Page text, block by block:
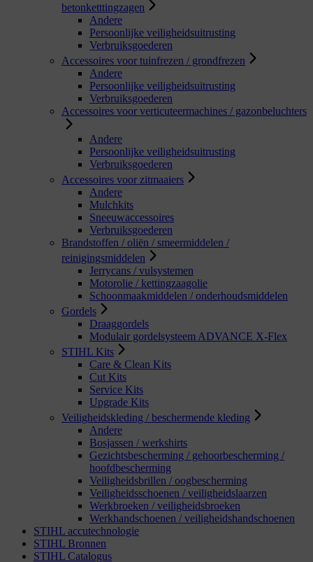
betonketttingzagen
Andere
Persoonlijke veiligheidsuitrusting
Verbruiksgoederen
Accessoires voor tuinfrezen / grondfrezen
Andere
Persoonlijke veiligheidsuitrusting
Verbruiksgoederen
Accessoires voor verticuteermachines / gazonbeluchters
Andere
Persoonlijke veiligheidsuitrusting
Verbruiksgoederen
Accessoires voor zitmaaiers
Andere
Mulchkits
Sneeuwaccessoires
Verbruiksgoederen
Brandstoffen / oliën / smeermiddelen /
reinigingsmiddelen
Jerrycans / vulsystemen
Motorolie / kettingzaagolie
Schoonmaakmiddelen / onderhoudsmiddelen
Gordels
Draaggordels
Modulair gordelsysteem ADVANCE X-Flex
STIHL Kits
Care & Clean Kits
Cut Kits
Service Kits
Upgrade Kits
Veiligheidskleding / beschermende kleding
Andere
Bosjassen / werkshirts
Gezichtsbescherming / gehoorbescherming /
hoofdbescherming
Veiligheidsbrillen / oogbescherming
Veiligheidsschoenen / veiligheidslaarzen
Werkbroeken / veiligheidsbroeken
Werkhandschoenen / veiligheidshandschoenen
STIHL accutechnologie
STIHL Bronnen
STIHL Catalogus